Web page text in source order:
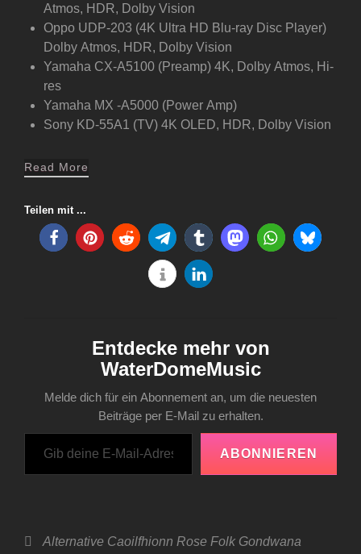
Atmos, HDR, Dolby Vision
Oppo UDP-203 (4K Ultra HD Blu-ray Disc Player)
Dolby Atmos, HDR, Dolby Vision
Yamaha CX-A5100 (Preamp) 4K, Dolby Atmos, Hi-
res
Yamaha MX -A5000 (Power Amp)
Sony KD-55A1 (TV) 4K OLED, HDR, Dolby Vision
Read More
Teilen mit ...
Entdecke mehr von
WaterDomeMusic
Melde dich für ein Abonnement an, um die neuesten
Beiträge per E-Mail zu erhalten.
Gib deine E-Mail-Adresse ein ...
ABONNIEREN
Categories
Alternative Caoilfhionn Rose Folk Gondwana